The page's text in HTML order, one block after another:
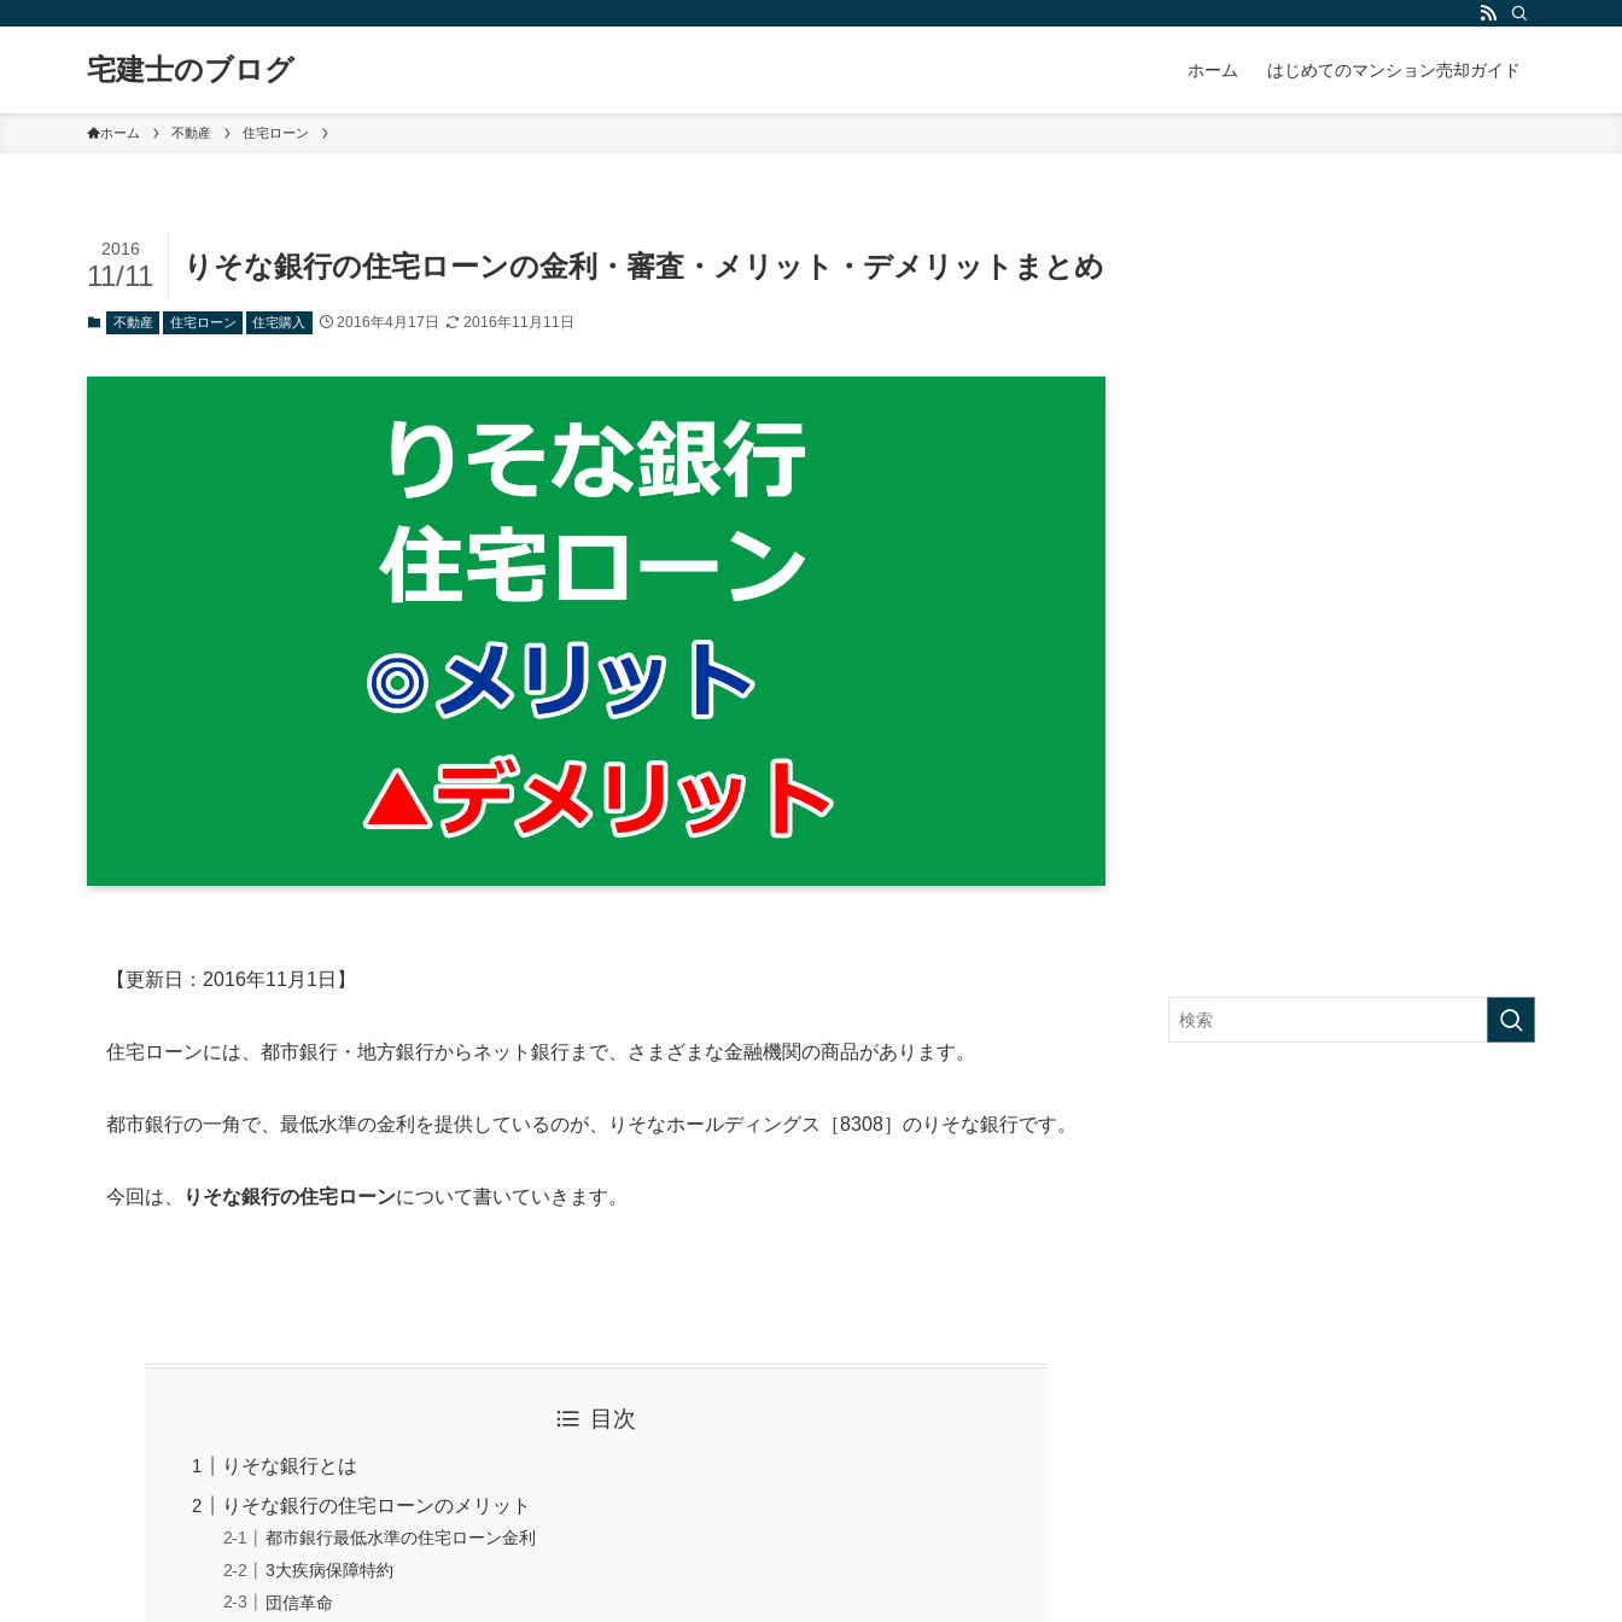
宅建士のブログ ホーム はじめてのマンション売却ガイド
ホーム 不動産 住宅ローン
りそな銀行の住宅ローンの金利・審査・メリット・デメリットまとめ
2016
11/11
不動産 住宅ローン 住宅購入 2016年4月17日 2016年11月11日
【更新日：2016年11月1日】
住宅ローンには、都市銀行・地方銀行からネット銀行まで、さまざまな金融機関の商品があります。
都市銀行の一角で、最低水準の金利を提供しているのが、りそなホールディングス［8308］のりそな銀行です。
今回は、 りそな銀行の住宅ローンについて書いていきます。
目次
りそな銀行とは
りそな銀行の住宅ローンのメリット
都市銀行最低水準の住宅ローン金利
3大疾病保障特約
団信革命